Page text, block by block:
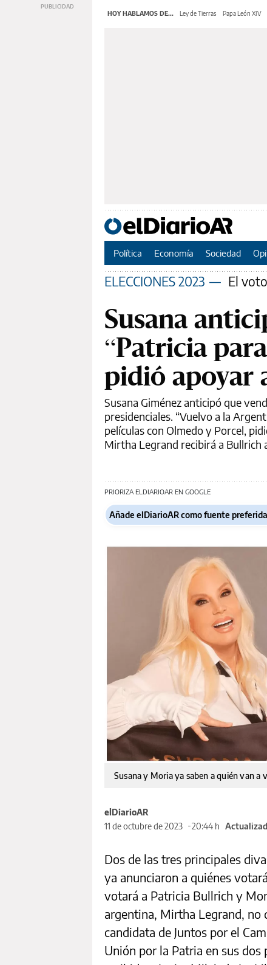
HOY HABLAMOS DE... Ley de Tierras Papa León XIV
Política Economía Sociedad
ELECCIONES 2023 — El
Susana
“Patricia
pidió apoyar
Susana Giménez anticipó que
presidenciales. “Vuelvo a la
películas con Olmedo y Porcel,
Mirtha Legrand recibirá a Bullrich
PRIORIZA ELDIARIOAR EN GOOGLE
Añade elDiarioAR como fuente preferida
Susana y Moria ya saben a quién van a
elDiarioAR
11 de octubre de 2023
20:44 h
Dos de las tres principales
ya anunciaron a quiénes
votará a Patricia Bullrich y
argentina, Mirtha Legrand, no
candidata de Juntos por el
Unión por la Patria en sus